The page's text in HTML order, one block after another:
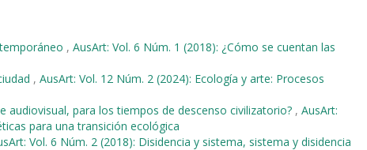
, AusArt: Vol. 6 Núm. 1 (2018): ¿Cómo se cuentan las
, AusArt: Vol. 12 Núm. 2 (2024): Ecología y arte: Procesos
audiovisual, para los tiempos de descenso civilizatorio? , AusArt:
para una transición ecológica
Vol. 6 Núm. 2 (2018): Disidencia y sistema, sistema y disidencia